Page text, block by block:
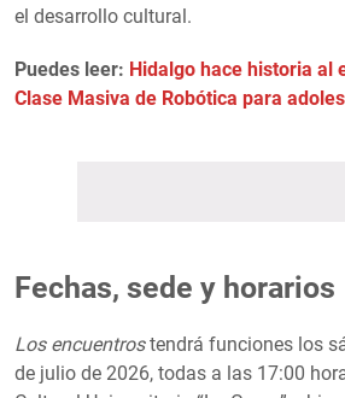
el desarrollo cultural.
Puedes leer: Hidalgo hace historia al
Clase Masiva de Robótica para
Fechas, sede y horarios
Los encuentrostendrá funciones los
de julio de 2026, todas a las 17:00